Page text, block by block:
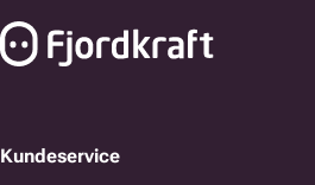
Kundeservice